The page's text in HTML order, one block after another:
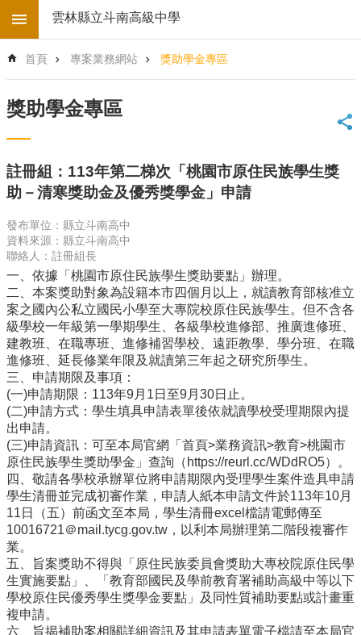
跳到主要內容區塊
階
搜
首
頁
學
校
子
地
後
台
登
入
雲
林
縣
政
府
教
育
處
意
見
反
應
認
識
本
雲林縣立斗南高級中學
首頁 專案業務網站 獎助學金專區
獎助學金專區
註冊組：113年第二梯次「桃園市原住民族學生獎
助－清寒獎助金及優秀獎學金」申請
發布單位：縣立斗南高中
資料來源：縣立斗南高中
聯絡人：註冊組長
一、依據「桃園市原住民族學生獎助要點」辦理。
二、本案獎助對象為設籍本市四個月以上，就讀教育部核准立
案之國內公私立國民小學至大專院校原住民族學生。但不含各
級學校一年級第一學期學生、各級學校進修部、推廣進修班、
建教班、在職專班、進修補習學校、遠距教學、學分班、在職
進修班、延長修業年限及就讀第三年起之研究所學生。
三、申請期限及事項：
(一)申請期限：113年9月1日至9月30日止。
(二)申請方式：學生填具申請表單後依就讀學校受理期限內提
出申請。
(三)申請資訊：可至本局官網「首頁>業務資訊>教育>桃園市
原住民族學生獎助學金」查詢（https://reurl.cc/WDdRO5）。
四、敬請各學校承辦單位將申請期限內受理學生案件造具申請
學生清冊並完成初審作業，申請人紙本申請文件於113年10月
11日（五）前函文至本局，學生清冊excel檔請電郵傳至
10016721＠mail.tycg.gov.tw，以利本局辦理第二階段複審作
業。
五、旨案獎助不得與「原住民族委員會獎助大專校院原住民學
生實施要點」、「教育部國民及學前教育署補助高級中等以下
學校原住民優秀學生獎學金要點」及同性質補助要點或計畫重
複申請。
六、旨揭補助案相關詳細資訊及其申請表單電子檔請至本局官